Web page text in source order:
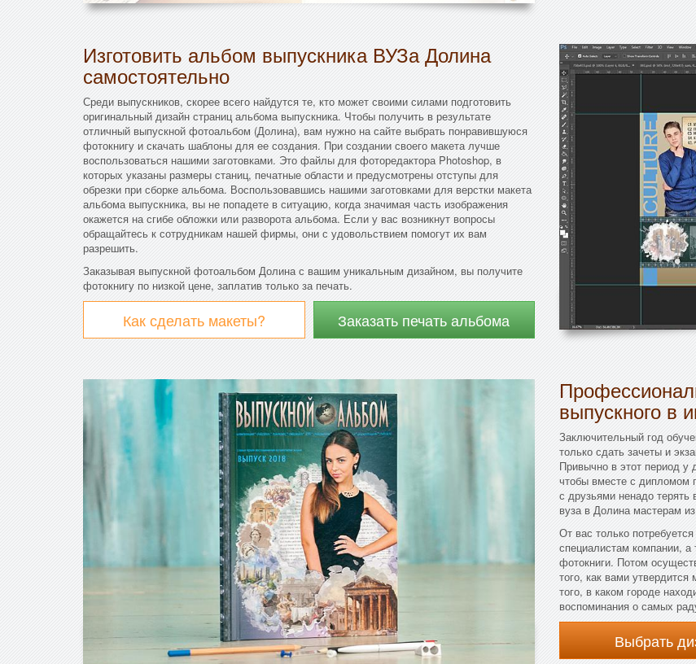
Изготовить альбом выпускника ВУЗа Долина
самостоятельно
Среди выпускников, скорее всего найдутся те, кто может своими силами подготовить
оригинальный дизайн страниц альбома выпускника. Чтобы получить в результате
отличный выпускной фотоальбом (Долина), вам нужно на сайте выбрать понравившуюся
фотокнигу и скачать шаблоны для ее создания. При создании своего макета лучше
воспользоваться нашими заготовками. Это файлы для фоторедактора Photoshop, в
которых указаны размеры станиц, печатные области и предусмотрены отступы для
обрезки при сборке альбома. Воспользовавшись нашими заготовками для верстки макета
альбома выпускника, вы не попадете в ситуацию, когда значимая часть изображения
окажется на сгибе обложки или разворота альбома. Если у вас возникнут вопросы
обращайтесь к сотрудникам нашей фирмы, они с удовольствием помогут их вам
разрешить.
Заказывая выпускной фотоальбом Долина с вашим уникальным дизайном, вы получите
фотокнигу по низкой цене, заплатив только за печать.
Как сделать макеты? Заказать печать альбома
выпускного в
Заключительный год
только сдать зачеты и
Привычно в этот период у
чтобы вместе с дипломом
с друзьями ненадо
вуза в Долина мастерам
От вас только
специалистам компании,
фотокниги. Потом
того, как вами
того, в каком городе
воспоминания о самых
Выбрать